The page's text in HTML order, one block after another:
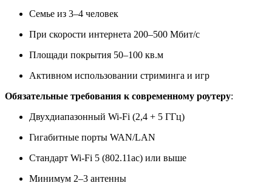
Семье из 3–4 человек
При скорости интернета 200–500 Мбит/с
Площади покрытия 50–100 кв.м
Активном использовании стриминга и игр
Обязательные требования к современному роутеру:
Двухдиапазонный Wi‑Fi (2,4 + 5 ГГц)
Гигабитные порты WAN/LAN
Стандарт Wi‑Fi 5 (802.11ac) или выше
Минимум 2–3 антенны